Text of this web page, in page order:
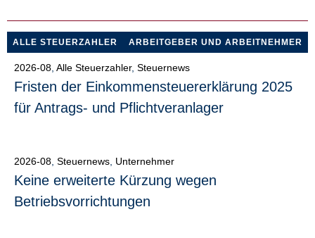
ALLE STEUERZAHLER ARBEITGEBER UND ARBEITNEHMER
2026-08 Alle Steuerzahler, Steuernews
Fristen der Einkommensteuererklärung 2025
für Antrags- und Pflichtveranlager
2026-08 Steuernews Unternehmer
Keine erweiterte Kürzung wegen
Betriebsvorrichtungen